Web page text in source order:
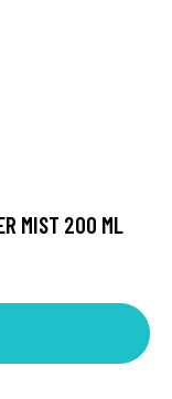
MIST 200 ML